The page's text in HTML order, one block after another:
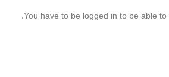
You have to be logged in to be able